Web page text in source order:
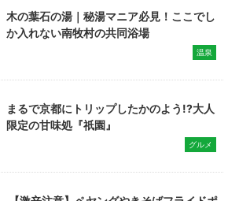
木の葉石の湯｜秘湯マニア必見！ここでし
か入れない南牧村の共同浴場
温泉
まるで京都にトリップしたかのよう!?大人
限定の甘味処『祇園』
グルメ